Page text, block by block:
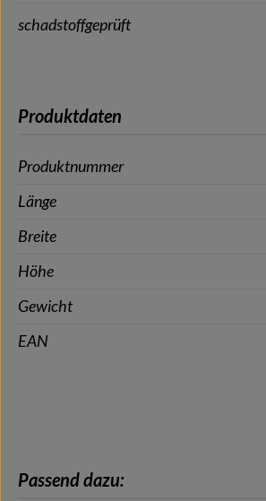
schadstoffgeprüft
Produktdaten
Produktnummer
Länge
Breite
Höhe
Gewicht
EAN
Produktgalerie überspringen
Passend dazu: